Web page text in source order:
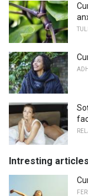
Intresting articles